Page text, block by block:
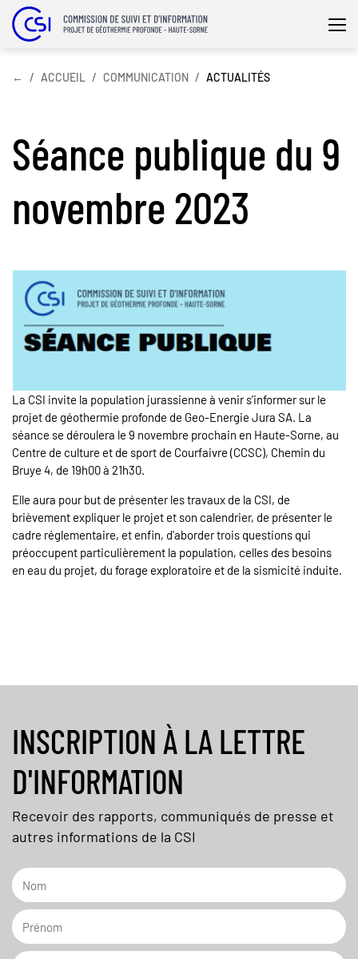
← ACCUEIL COMMUNICATION ACTUALITÉS
Séance publique du 9
novembre 2023
La CSI invite la population jurassienne à venir s’informer sur le
projet de géothermie profonde de Geo-Energie Jura SA. La
séance se déroulera le 9 novembre prochain en Haute-Sorne, au
Centre de culture et de sport de Courfaivre (CCSC), Chemin du
Bruye 4, de 19h00 à 21h30.
Elle aura pour but de présenter les travaux de la CSI, de
brièvement expliquer le projet et son calendrier, de présenter le
cadre réglementaire, et enfin, d’aborder trois questions qui
préoccupent particulièrement la population, celles des besoins
en eau du projet, du forage exploratoire et de la sismicité induite.
INSCRIPTION À LA LETTRE
D'INFORMATION
Recevoir des rapports, communiqués de presse et
autres informations de la CSI